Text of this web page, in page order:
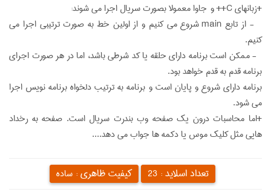
+زبانهای C++ و جاوا معمولا بصورت سریال اجرا می شوند:
- از تابع main شروع می کنیم و از اولین خط به صورت ترتیبی اجرا می
کنیم.
- ممکن است برنامه دارای حلقه یا کد شرطی باشد، اما در هر صورت اجرای
برنامه قدم به قدم خواهد بود.
برنامه دارای شروع و پایان است و برنامه به ترتیب دلخواه برنامه نویس اجرا
می شود.
+اما محاسبات درون یک صفحه وب بندرت سریال است. صفحه به رخداد
هایی مثل کلیک موس یا دکمه ها جواب می دهد....
کیفیت ظاهری : ساده تعداد اسلاید : 23